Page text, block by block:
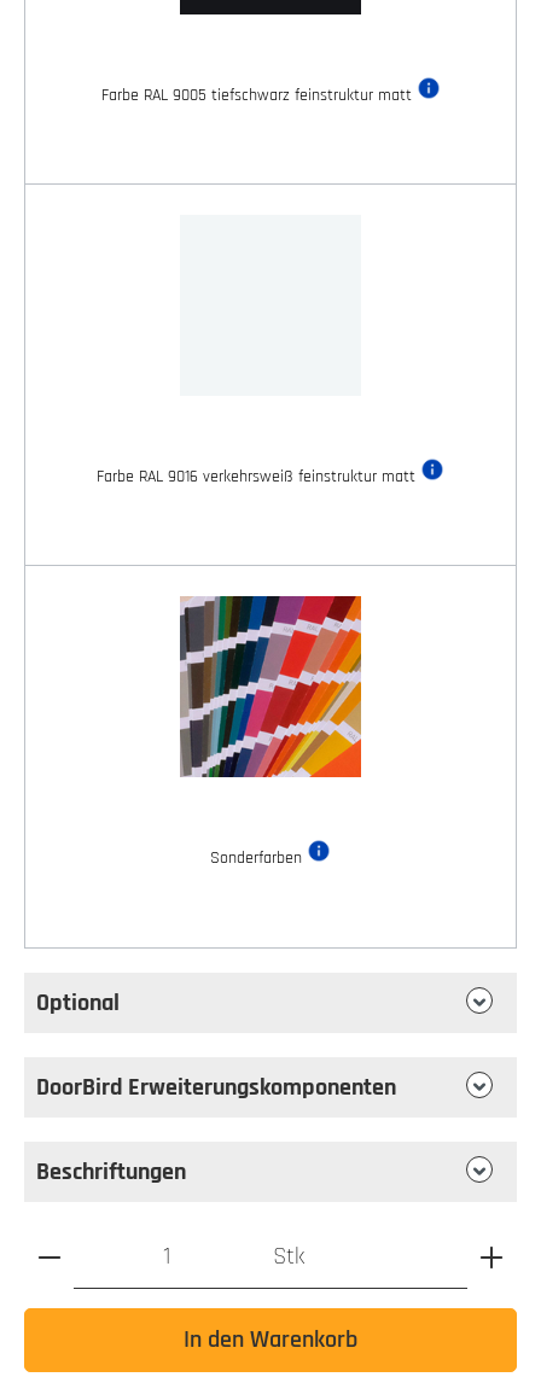
Farbe RAL 9005 tiefschwarz feinstruktur matt
Farbe RAL 9016 verkehrsweiß feinstruktur matt
Sonderfarben
Optional
DoorBird Erweiterungskomponenten
Beschriftungen
Produkt Anzahl: Gib den gewünschten Wert ein oder
Stk
In den Warenkorb